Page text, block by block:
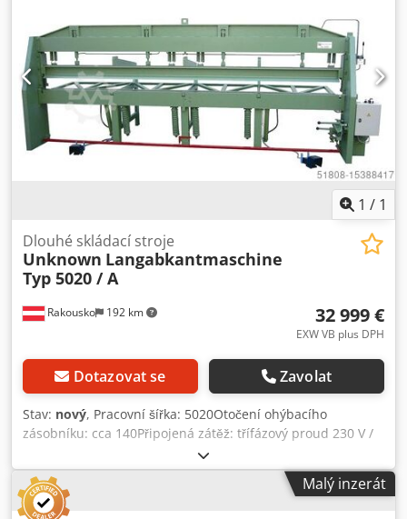
1 / 1
Rakousko 192 km
Dlouhé skládací stroje
Unknown Langabkantmaschine
Typ 5020 / A
32 999 €
EXW VB plus DPH
Dotazovat se Zavolat
Stav: nový, Pracovní šířka: 5020Otočení ohýbacího
zásobníku: cca 140Připojená zátěž: třífázový proud 230 V /
400 V - 1,5Úhel ohybu (max.): 180Délka ohybu: 5020 -
VYSOKÁ ÚČINNOST - PLNĚ HYDRAULICKÝ - VYSOCE
KVALITNÍ OCEL - ROVNOMĚRNÝ KONTAKTNÍ TLAK - RUČNÍ
ŘEZACÍ JEDNOTKA - S PROFILOVACÍM ZAŘÍZENÍM -
Malý inzerát